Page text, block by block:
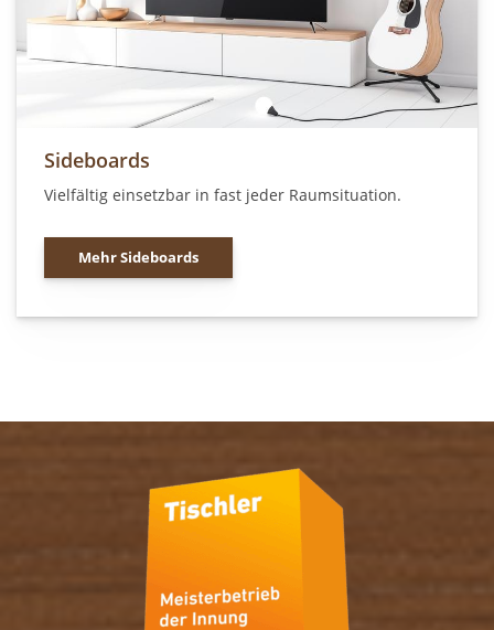
Sideboards
Vielfältig einsetzbar in fast jeder Raumsituation.
Mehr Sideboards